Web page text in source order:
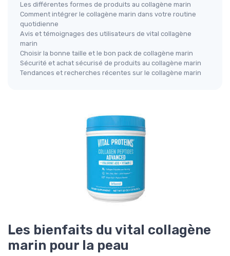
Les différentes formes de produits au collagène marin
Comment intégrer le collagène marin dans votre routine
quotidienne
Avis et témoignages des utilisateurs de vital collagène
marin
Choisir la bonne taille et le bon pack de collagène marin
Sécurité et achat sécurisé de produits au collagène marin
Tendances et recherches récentes sur le collagène marin
Les bienfaits du vital collagène
marin pour la peau